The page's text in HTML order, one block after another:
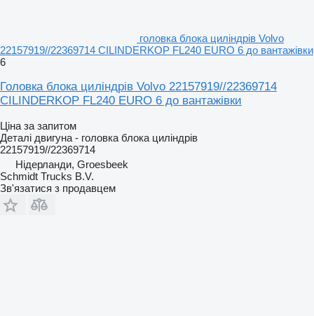
головка блока циліндрів Volvo
22157919//22369714 CILINDERKOP FL240 EURO 6 до вантажівки
6
Головка блока циліндрів Volvo 22157919//22369714
CILINDERKOP FL240 EURO 6 до вантажівки
Ціна за запитом
Деталі двигуна - головка блока циліндрів
22157919//22369714
Нідерланди, Groesbeek
Schmidt Trucks B.V.
Зв'язатися з продавцем